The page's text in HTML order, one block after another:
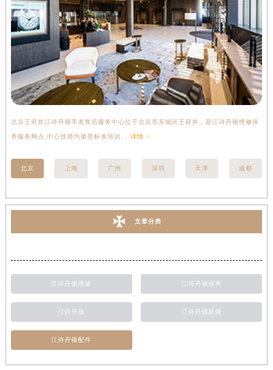
北京王府井江诗丹顿手表售后服务中心位于北京市东城区王府井，是江诗丹顿维修保
养服务网点,中心技师均接受标准培训.... 详情 >
北京 上海 广州 深圳 天津 成都
文章分类
江诗丹顿维修 江诗丹顿保养
江诗丹顿 江诗丹顿新闻
江诗丹顿配件